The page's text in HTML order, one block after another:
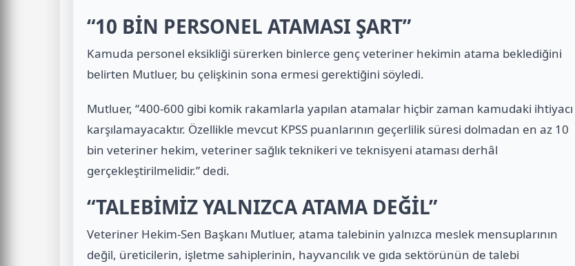
“10 BİN PERSONEL ATAMASI ŞART”
Kamuda personel eksikliği sürerken binlerce genç veteriner hekimin atama beklediğini
belirten Mutluer, bu çelişkinin sona ermesi gerektiğini söyledi.
Mutluer, “400-600 gibi komik rakamlarla yapılan atamalar hiçbir zaman kamudaki ihtiyacı
karşılamayacaktır. Özellikle mevcut KPSS puanlarının geçerlilik süresi dolmadan en az 10
bin veteriner hekim, veteriner sağlık teknikeri ve teknisyeni ataması derhâl
gerçekleştirilmelidir.” dedi.
“TALEBİMİZ YALNIZCA ATAMA DEĞİL”
Veteriner Hekim-Sen Başkanı Mutluer, atama talebinin yalnızca meslek mensuplarının
değil, üreticilerin, işletme sahiplerinin, hayvancılık ve gıda sektörünün de talebi